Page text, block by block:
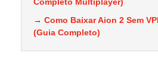
→ Como Baixar Aion 2 Sem
(Guia Completo)